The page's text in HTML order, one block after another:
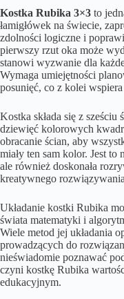
Kostka Rubika 3×3 to
łamigłówek na świecie,
zdolności logiczne i
pierwszy rzut oka może
stanowi wyzwanie dla
Wymaga umiejętności
posunięć, co z kolei
Kostka składa się z
dziewięć kolorowych
obracanie ścian, aby
miały ten sam kolor. Jest
ale również doskonała
kreatywnego
Układanie kostki Rubika
świata matematyki i
Wiele metod jej układania
prowadzących do
nieświadomie poznawać
czyni kostkę Rubika
edukacyjnym.